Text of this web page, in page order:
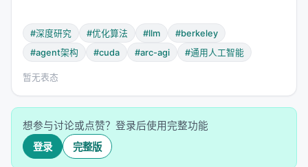
载上测成本打分
CUDA 内核 ：内核源码是文本，nvcc 编译 +
nsight 测速打分
SVG 图形
VLM 给视觉质量打分
所有这些都是同一个模式： text_artifact →
evaluator(score + diagnostics) → LLM_proposer →
improved_artifact
#深度研究 #优化算法 #llm
#berkeley
#agent架构
#cuda #arc-agi #通用人工智能
暂无表态
想参与讨论或点赞？登录后使用完整功能
登录 完整版